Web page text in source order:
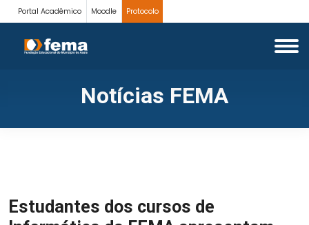
Portal Acadêmico Moodle Protocolo
Notícias FEMA
Estudantes dos cursos de